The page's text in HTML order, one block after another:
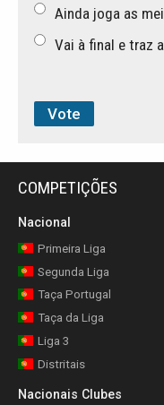
Ainda joga as
Vai à final e traz
COMPETIÇÕES
Nacional
Primeira Liga
Segunda Liga
Taça Portugal
Taça da Liga
Liga 3
Distritais
Nacionais Clubes